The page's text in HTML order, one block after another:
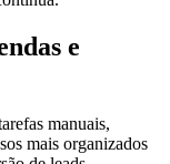
e
manuais,
mais organizados